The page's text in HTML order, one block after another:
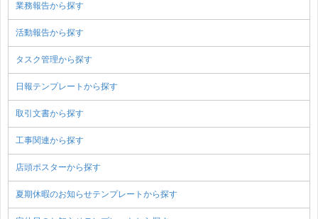
業務報告から探す
活動報告から探す
タスク管理から探す
日報テンプレートから探す
取引文書から探す
工事関連から探す
店頭ポスターから探す
夏期休暇のお知らせテンプレートから探す